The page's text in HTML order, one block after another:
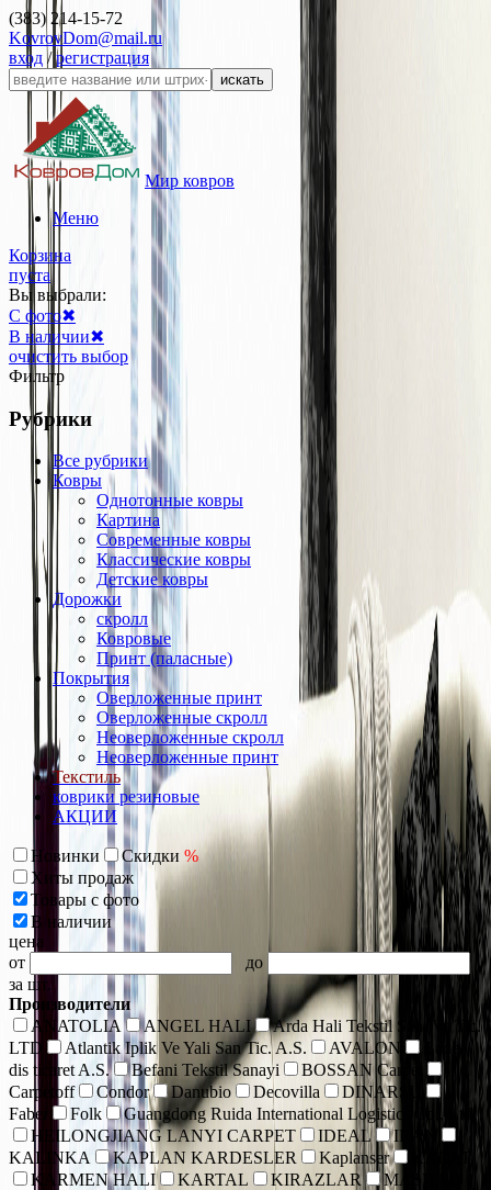
(383) 214-15-72
KovrovDom@mail.ru
вход /регистрация
искать
Мир ковров
Меню
Корзина
пуста
Вы выбрали:
С фото✖
В наличии✖
очистить выбор
Фильтр
Рубрики
Все рубрики
Ковры
Однотонные ковры
Картина
Современные ковры
Классические ковры
Детские ковры
Дорожки
скролл
Ковровые
Принт (паласные)
Покрытия
Оверложенные принт
Оверложенные скролл
Неоверложенные скролл
Неоверложенные принт
Текстиль
коврики резиновые
АКЦИИ
Новинки Скидки %
Хиты продаж
Товары с фото
В наличии
цена
от
до
за шт.
Производители
ANATOLIA
ANGEL HALI
Arda Hali Tekstil San. Ve Tic.
LTD
Atlantik Iplik Ve Yali San Tic. A.S. AVALON
dis ticaret A.S.
Befani Tekstil Sanayi
BOSSAN Carpet
Carpetoff
Condor Danubio Decovilla
DINARSU
Faber
Folk
Guangdong Ruida International Logistics Co., Ltd.
HEILONGJIANG LANYI CARPET
IDEAL
IRAN
KALINKA
KAPLAN KARDESLER Kaplanser
KARAT
KARMEN HALI
KARTAL KIRAZLAR
MASHAD